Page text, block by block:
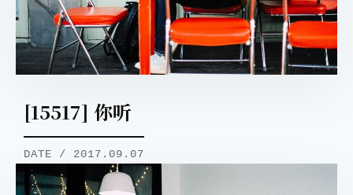
[15517] 你听
DATE / 2017.09.07